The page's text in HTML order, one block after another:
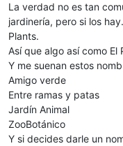
La verdad no es tan
jardinería, pero si los
Plants.
Así que algo así como El
Y me suenan estos
Amigo verde
Entre ramas y patas
Jardín Animal
ZooBotánico
Y si decides darle un